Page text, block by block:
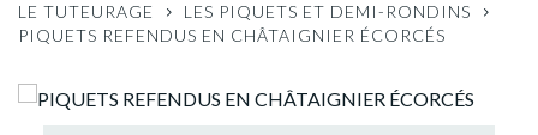
LE TUTEURAGE
LES PIQUETS ET DEMI-RONDINS
PIQUETS REFENDUS EN CHÂTAIGNIER ÉCORCÉS